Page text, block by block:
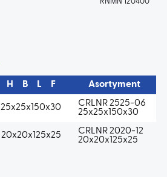
RNMN 120400
H B L F Asortyment
25x25x150x30
CRLNR 2525-06
25x25x150x30
20x20x125x25
CRLNR 2020-12
20x20x125x25